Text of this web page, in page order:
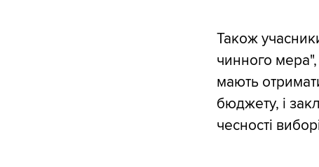
Також
чинного
мають
бюджету, і
чесності